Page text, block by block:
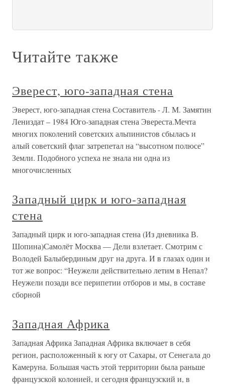
Читайте также
Эверест, юго-западная стена
Эверест, юго-западная стена Составитель - Л. М. Замятин
Лениздат – 1984 Юго-западная стена Эвереста.Мечта
многих поколений советских альпинистов сбылась и
алый советский флаг затрепетал на “высотном полюсе”
Земли. Подобного успеха не знала ни одна из
многочисленных
Западный цирк и юго-западная
стена
Западный цирк и юго-западная стена (Из дневника В.
Шопина)Самолёт Москва — Дели взлетает. Смотрим с
Володей Балыбердиным друг на друга. И в глазах один и
тот же вопрос: “Неужели действительно летим в Непал?
Неужели позади все перипетии отборов и мы, в составе
сборной
Западная Африка
Западная Африка Западная Африка включает в себя
регион, расположенный к югу от Сахары, от Сенегала до
Камеруна. Большая часть этой территории была раньше
французской колонией, и сегодня французский и, в